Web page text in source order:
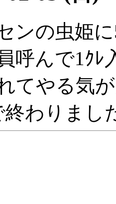
ンの虫姫
呼んで1ｸ
てやる気
終わりまし